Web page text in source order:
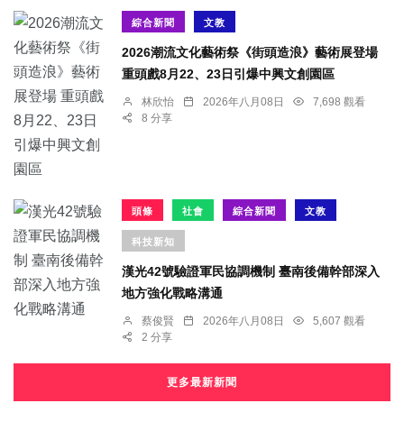
綜合新聞 文教
2026潮流文化藝術祭《街頭造浪》藝術展登場
重頭戲8月22、23日引爆中興文創園區
林欣怡 2026年八月08日
7,698 觀看
8 分享
頭條 社會 綜合新聞 文教
科技新知
漢光42號驗證軍民協調機制 臺南後備幹部深入
地方強化戰略溝通
蔡俊賢 2026年八月08日
5,607 觀看
2 分享
更多最新新聞